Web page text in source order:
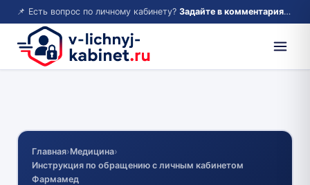
📌 Есть вопрос по личному кабинету? Задайте в комментариях — ответим!
Главная›Медицина›
Инструкция по обращению с личным кабинетом
Фармамед